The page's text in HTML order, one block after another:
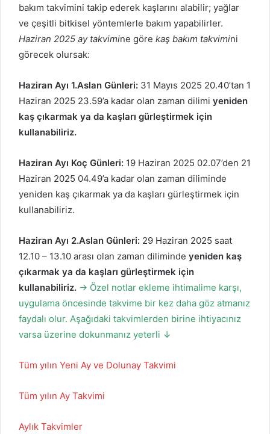
bakım takvimini takip ederek kaşlarını alabilir; yağlar
ve çeşitli bitkisel yöntemlerle bakım yapabilirler.
Haziran 2025 ay takvimine göre kaş bakım takvimini
görecek olursak:
Haziran Ayı 1.Aslan Günleri: 31 Mayıs 2025 20.40’tan 1
Haziran 2025 23.59’a kadar olan zaman dilimi yeniden
kaş çıkarmak ya da kaşları gürleştirmek için
kullanabiliriz.
Haziran Ayı Koç Günleri: 19 Haziran 2025 02.07’den 21
Haziran 2025 04.49’a kadar olan zaman diliminde
yeniden kaş çıkarmak ya da kaşları gürleştirmek için
kullanabiliriz.
Haziran Ayı 2.Aslan Günleri: 29 Haziran 2025 saat
12.10 – 13.10 arası olan zaman diliminde yeniden kaş
çıkarmak ya da kaşları gürleştirmek için
kullanabiliriz. → Özel notlar ekleme ihtimalime karşı,
uygulama öncesinde takvime bir kez daha göz atmanız
faydalı olur. Aşağıdaki takvimlerden birine ihtiyacınız
varsa üzerine dokunmanız yeterli ↓
Tüm yılın Yeni Ay ve Dolunay Takvimi
Tüm yılın Ay Takvimi
Aylık Takvimler